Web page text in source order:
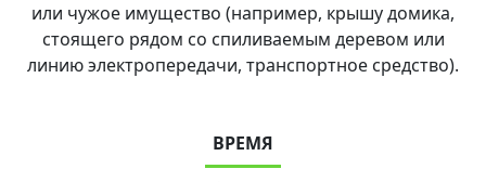
или чужое имущество (например, крышу домика,
стоящего рядом со спиливаемым деревом или
линию электропередачи, транспортное средство).
ВРЕМЯ